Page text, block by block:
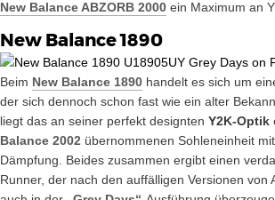
New Balance ABZORB 2000 ein Maximum an
New Balance 1890
Beim New Balance 1890 handelt es sich um
der sich dennoch schon fast wie ein alter
liegt das an seiner perfekt designten Y2K-Optik
Balance 2002 übernommenen Sohleneinheit
Dämpfung. Beides zusammen ergibt einen
Runner, der nach den auffälligen Versionen von